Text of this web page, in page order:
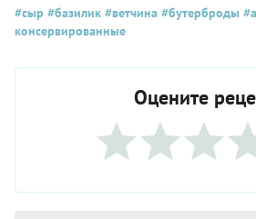
#сыр #базилик #ветчина #бутерброды
консервированные
Оцените